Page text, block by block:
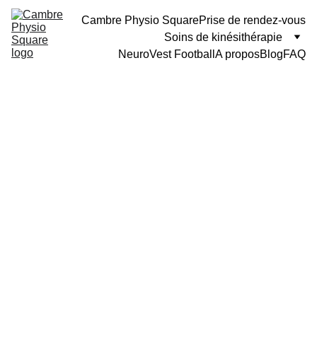
Cambre Physio SquarePrise de rendez-vous
Soins de kinésithérapie
NeuroVest Football A proposBlogFAQ